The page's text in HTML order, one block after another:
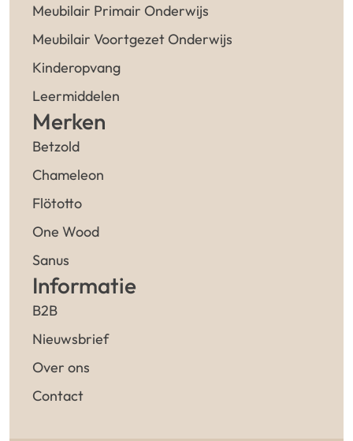
Meubilair Primair Onderwijs
Meubilair Voortgezet Onderwijs
Kinderopvang
Leermiddelen
Merken
Betzold
Chameleon
Flötotto
One Wood
Sanus
Informatie
B2B
Nieuwsbrief
Over ons
Contact